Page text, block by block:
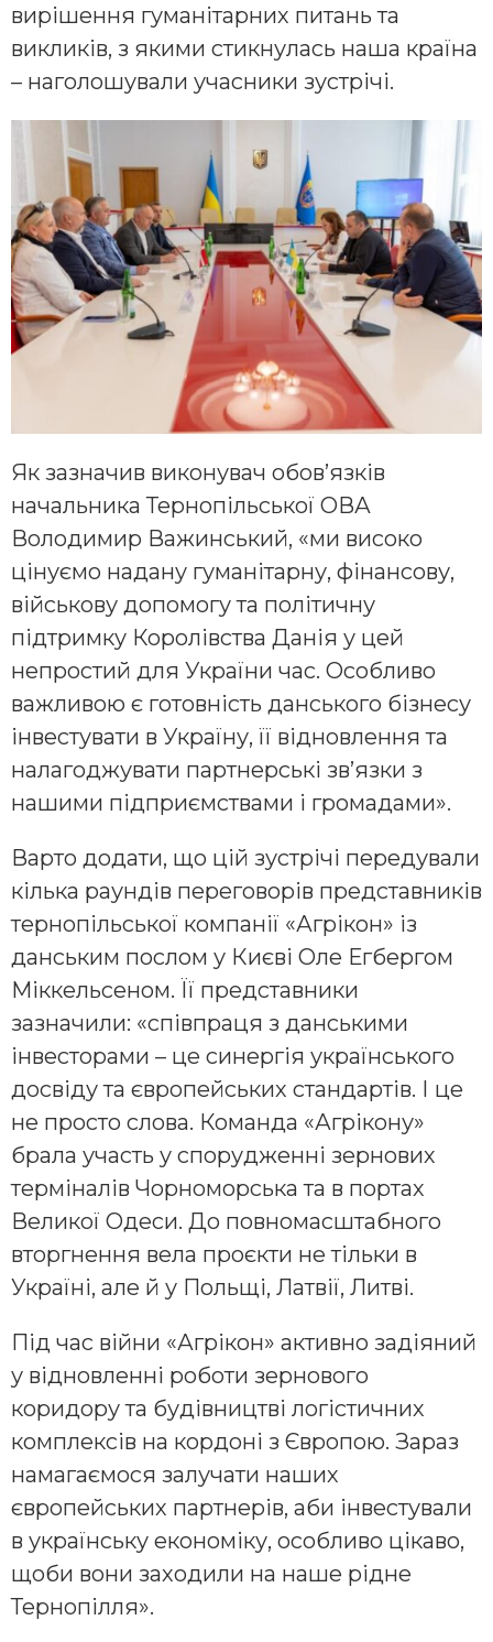
вирішення гуманітарних питань та
викликів, з якими стикнулась наша країна
– наголошували учасники зустрічі.
Як зазначив виконувач обов’язків
начальника Тернопільської ОВА
Володимир Важинський, «ми високо
цінуємо надану гуманітарну, фінансову,
військову допомогу та політичну
підтримку Королівства Данія у цей
непростий для України час. Особливо
важливою є готовність данського бізнесу
інвестувати в Україну, її відновлення та
налагоджувати партнерські зв’язки з
нашими підприємствами і громадами».
Варто додати, що цій зустрічі передували
кілька раундів переговорів представників
тернопільської компанії «Агрікон» із
данським послом у Києві Оле Егбергом
Міккельсеном. Її представники
зазначили: «співпраця з данськими
інвесторами – це синергія українського
досвіду та європейських стандартів. І це
не просто слова. Команда «Агрікону»
брала участь у спорудженні зернових
терміналів Чорноморська та в портах
Великої Одеси. До повномасштабного
вторгнення вела проєкти не тільки в
Україні, але й у Польщі, Латвії, Литві.
Під час війни «Агрікон» активно задіяний
у відновленні роботи зернового
коридору та будівництві логістичних
комплексів на кордоні з Європою. Зараз
намагаємося залучати наших
європейських партнерів, аби інвестували
в українську економіку, особливо цікаво,
щоби вони заходили на наше рідне
Тернопілля».